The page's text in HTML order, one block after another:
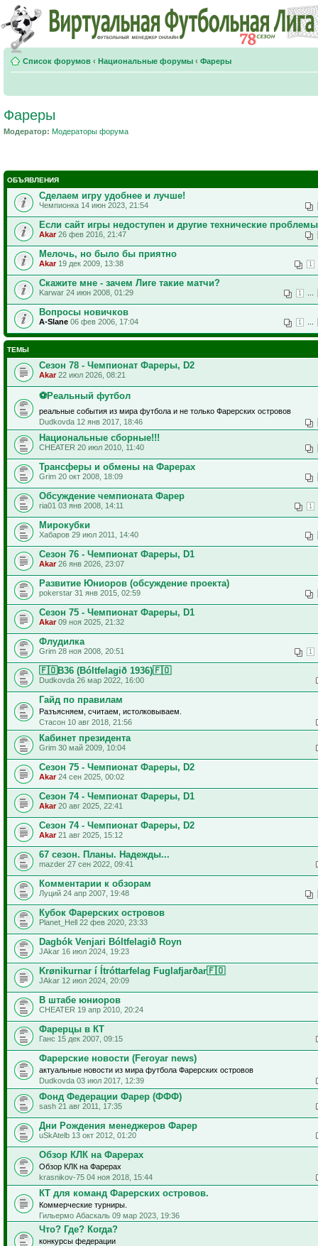
Список форумов ‹ Национальные форумы ‹ Фареры
Фареры
Модератор: Модераторы форума
ОБЪЯВЛЕНИЯ
Сделаем игру удобнее и лучше!
Чемпионка 14 июн 2023, 21:54
Если сайт игры недоступен и другие технические проблемы
Akar26 фев 2016, 21:47
Мелочь, но было бы приятно
1
Akar19 дек 2009, 13:38
Скажите мне - зачем Лиге такие матчи?
1
Karwar 24 июн 2008, 01:29
Вопросы новичков
1
A-Slane 06 фев 2006, 17:04
ТЕМЫ
Сезон 78 - Чемпионат Фареры, D2
Akar22 июл 2026, 08:21
⚽Реальный футбол
реальные события из мира футбола и не только Фарерских островов
Dudkovda 12 янв 2017, 18:46
Национальные сборные!!!
CHEATER 20 июл 2010, 11:40
Трансферы и обмены на Фарерах
Grim 20 окт 2008, 18:09
Обсуждение чемпионата Фарер
1
ria01 03 янв 2008, 14:11
Мирокубки
Хабаров 29 июл 2011, 14:40
Сезон 76 - Чемпионат Фареры, D1
Akar26 янв 2026, 23:07
Развитие Юниоров (обсуждение проекта)
pokerstar 31 янв 2015, 02:59
Сезон 75 - Чемпионат Фареры, D1
Akar09 ноя 2025, 21:32
Флудилка
1
Grim 28 ноя 2008, 20:51
🇫🇴B36 (Bóltfelagið 1936)🇫🇴
Dudkovda 26 мар 2022, 16:00
Гайд по правилам
Разъясняем, считаем, истолковываем.
Стасон 10 авг 2018, 21:56
Кабинет президента
Grim 30 май 2009, 10:04
Сезон 75 - Чемпионат Фареры, D2
Akar24 сен 2025, 00:02
Сезон 74 - Чемпионат Фареры, D1
Akar20 авг 2025, 22:41
Сезон 74 - Чемпионат Фареры, D2
Akar21 авг 2025, 15:12
67 сезон. Планы. Надежды...
mazder 27 сен 2022, 09:41
Комментарии к обзорам
Луций 24 апр 2007, 19:48
Кубок Фарерских островов
Planet_Hell 22 фев 2020, 23:33
Dagbók Venjari Bóltfelagið Royn
JAkar 16 июл 2024, 19:23
Krønikurnar í Ítróttarfelag Fuglafjarðar🇫🇴
JAkar 12 июл 2024, 20:09
В штабе юниоров
CHEATER 19 апр 2010, 20:24
Фарерцы в КТ
Ганс 15 дек 2007, 09:15
Фарерские новости (Feroyar news)
актуальные новости из мира футбола Фарерских островов
Dudkovda 03 июл 2017, 12:39
Фонд Федерации Фарер (ФФФ)
sash 21 авг 2011, 17:35
Дни Рождения менеджеров Фарер
uSkAtelb 13 окт 2012, 01:20
Обзор КЛК на Фарерах
Обзор КЛК на Фарерах
krasnikov-75 04 ноя 2018, 15:44
КТ для команд Фарерских островов.
Коммерческие турниры.
Гильермо Абаскаль 09 мар 2023, 19:36
Что? Где? Когда?
конкурсы федерации